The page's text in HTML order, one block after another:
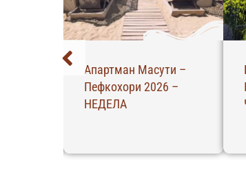
Вила Лица –
Полихроно 2026 –
ЧЕТВРТОК
Вила
ЧЕТВРТОК